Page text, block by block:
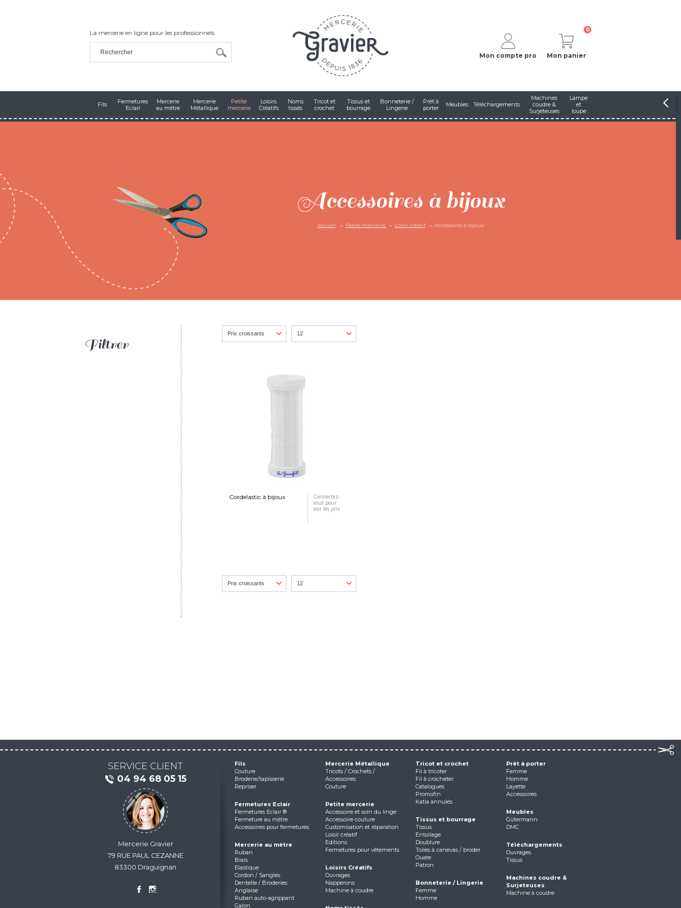
La mercerie en ligne pour les professionnels
Mon compte pro
0
Mon panier
Fils
Fermetures
Eclair
Mercerie
au mètre
Mercerie
Métallique
Petite
mercerie
Loisirs
Créatifs
Noms
tissés
Tricot et
crochet
Tissus et
bourrage
Bonneterie /
Lingerie
Prêt à
porter
Meubles Téléchargements
Machines
coudre &
Surjeteuses
Lampe
et
loupe
Accessoires à bijoux
Accueil Petite mercerie Loisir créatif Accessoires à bijoux
Filtrer
Cordelastic à bijoux
Connectez-
vous pour
voir les prix
SERVICE CLIENT
04 94 68 05 15
Mercerie Gravier
79 RUE PAUL CEZANNE
83300 Draguignan
Fils
Couture
Broderie/tapisserie
Repriser
Fermetures Eclair
Fermetures Eclair ®
Fermeture au mètre
Accessoires pour fermetures
Mercerie au mètre
Ruban
Biais
Elastique
Cordon / Sangles
Dentelle / Broderies
Anglaise
Ruban auto-agrippant
Galon
Mercerie Métallique
Tricots / Crochets /
Accessoires
Couture
Petite mercerie
Accessoire et soin du linge
Accessoire couture
Customisation et réparation
Loisir créatif
Editions
Fermetures pour vêtements
Loisirs Créatifs
Ouvrages
Napperons
Machine à coudre
Tricot et crochet
Fil à tricoter
Fil à crocheter
Catalogues
Promofin
Katia annulés
Tissus et bourrage
Tissus
Entoilage
Doublure
Toiles à canevas / broder
Ouate
Patron
Bonneterie / Lingerie
Femme
Homme
Prêt à porter
Femme
Homme
Layette
Accessoires
Meubles
Gütermann
DMC
Téléchargements
Ouvrages
Tissus
Machines coudre &
Surjeteuses
Machine à coudre